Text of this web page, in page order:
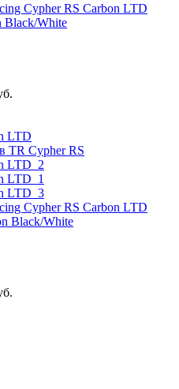
Cypher RS Carbon LTD
Black/White
Cypher RS Carbon LTD
Black/White